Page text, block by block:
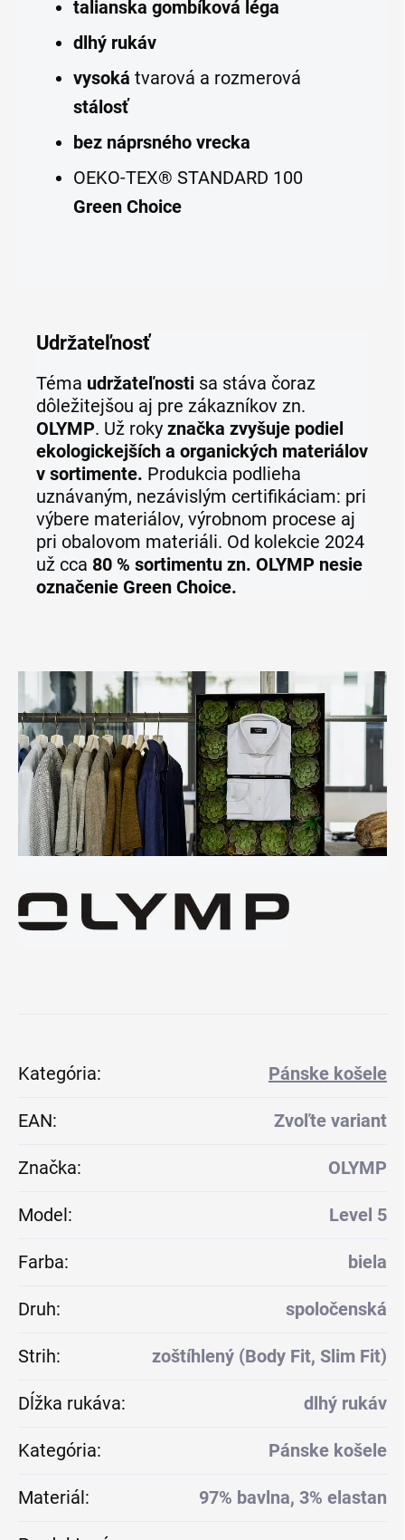
talianska gombíková léga
dlhý rukáv
vysoká tvarová a rozmerová
stálosť
bez náprsného vrecka
OEKO-TEX® STANDARD 100
Green Choice
Udržateľnosť
Téma udržateľnosti sa stáva čoraz
dôležitejšou aj pre zákazníkov zn.
OLYMP. Už roky značka zvyšuje podiel
ekologickejších a organických materiálov
v sortimente. Produkcia podlieha
uznávaným, nezávislým certifikáciam: pri
výbere materiálov, výrobnom procese aj
pri obalovom materiáli. Od kolekcie 2024
už cca 80 % sortimentu zn. OLYMP nesie
označenie Green Choice.
Kategória: Pánske košele
EAN: Zvoľte variant
Značka: OLYMP
Model: Level 5
Farba: biela
Druh: spoločenská
Strih: zoštíhlený (Body Fit, Slim Fit)
Dĺžka rukáva: dlhý rukáv
Kategória: Pánske košele
Materiál: 97% bavlna, 3% elastan